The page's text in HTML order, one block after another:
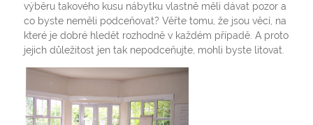
výběru takového kusu nábytku vlastně měli dávat pozor a
co byste neměli podceňovat? Věřte tomu, že jsou věcí, na
které je dobré hledět rozhodně v každém případě. A proto
jejich důležitost jen tak nepodceňujte, mohli byste litovat.